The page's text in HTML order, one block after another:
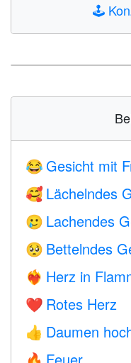
🕹️
😂 Gesicht mit
🥰 Lächelndes
🥲 Lachendes
🥺 Bettelndes
❤️‍🔥 Herz in
❤️ Rotes Herz
👍 Daumen